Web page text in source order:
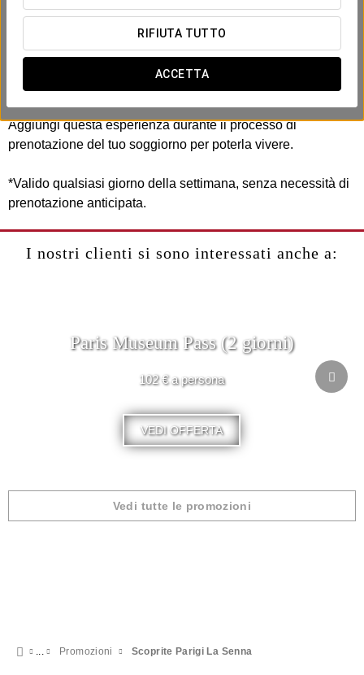
RIFIUTA TUTTO
ACCETTA
da una nuova prospettiva, mentre scopri i suoi luoghi più
iconici lungo il percorso.
Questa esperienza include:
- Crociera sul fiume Senna.
Aggiungi questa esperienza durante il processo di
prenotazione del tuo soggiorno per poterla vivere.
*Valido qualsiasi giorno della settimana, senza necessità di
prenotazione anticipata.
I nostri clienti si sono interessati anche a:
Paris Museum Pass (2 giorni)
102 € a persona
VEDI OFFERTA
Vedi tutte le promozioni
Promozioni Scoprite Parigi La Senna